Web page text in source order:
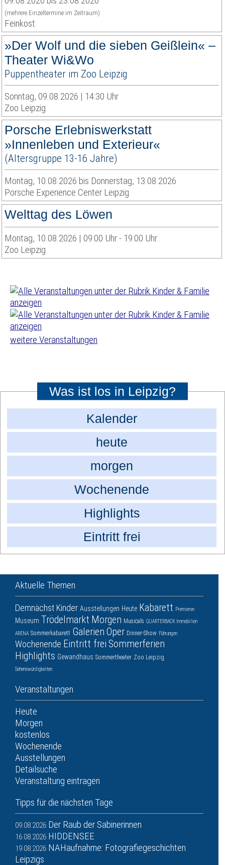
(mehrere Einzeltermine im Zeitraum)
Feinkost
»Der Wolf und die sieben Geißlein« –
Theater Wi&Wo
Puppentheater im Zoo Leipzig
Sonntag, 09.08.2026 | 14:30 Uhr
Zoo Leipzig
Porsche Erlebniswerkstatt
»Innenleben und Exterieur«
(Altersgruppe 13-16 Jahre)
Montag, 10.08.2026 bis Donnerstag, 13.08.2026
Porsche Experience Center Leipzig
Welttag des Löwen
Montag, 10.08.2026 | 09:00 Uhr - 19:00 Uhr
Zoo Leipzig
weitere Veranstaltungen
Was ist los in Leipzig?
Kalender
heute
morgen
Wochenende
Highlights
Eintritt frei
Aktuelle Themen
Demnächst Kinder Ausstellungen Heute Kabarett Premieren
Museum Trödelmarkt Morgen Musicals QUARTERBACK Immobilien
ARENA Sommerkabarett Galerien Oper Dinner-Show Führungen
Wochenende Eintritt frei Sommerferien
Highlights Gewandhaus Sommertheater Zoo Leipzig
Sehenswürdigkeiten
Veranstaltungen
Heute
Morgen
kostenlos
Wochenende
Ausstellungen
Detailsuche
Veranstaltung eintragen
Tipps für die nächsten Tage
09.08.2026 Der Raub der Sabinerinnen
16.08.2026 HIDDENSEE
19.08.2026 NAHaufnahme: Fotografiegeschichten
Leipzigs